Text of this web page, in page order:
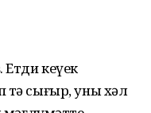
Етди кеүек
тә сығыр, уны хәл